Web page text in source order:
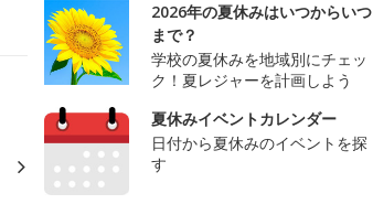
2026年の夏休みはいつからいつ
まで？
学校の夏休みを地域別にチェッ
ク！夏レジャーを計画しよう
夏休みイベントカレンダー
日付から夏休みのイベントを探
す